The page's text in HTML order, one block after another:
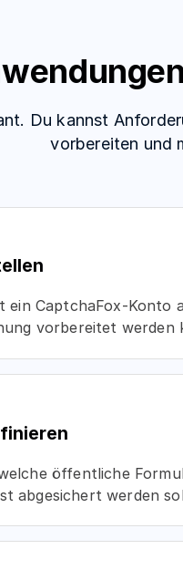
Du kannst
vorbereiten und
ein CaptchaFox-Konto
vorbereitet werden
öffentliche
abgesichert werden